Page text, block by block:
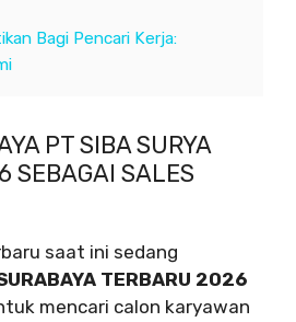
Bagi Pencari Kerja:
PT SIBA SURYA
SEBAGAI SALES
saat ini sedang
TERBARU 2026
mencari calon karyawan